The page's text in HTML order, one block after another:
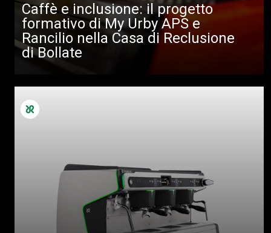
Caffè e inclusione: il progetto
formativo di My Urby APS e
Rancilio nella Casa di Reclusione
di Bollate